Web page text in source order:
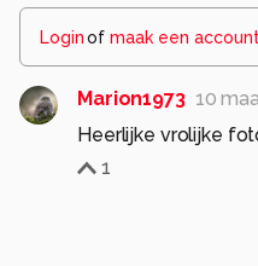
Loginof maak een
Marion1973 10
Heerlijke vrolijke
1